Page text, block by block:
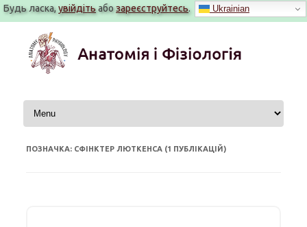
Будь ласка,увійдітьабозареєструйтесь.
вмісту
ПОЗНАЧКА: СФІНКТЕР ЛЮТКЕНСА (1 ПУБЛІКАЦІЙ)
Ukrainian